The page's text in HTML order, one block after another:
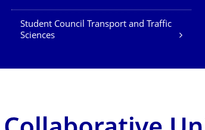
Student Council Transport and Traffic
Sciences